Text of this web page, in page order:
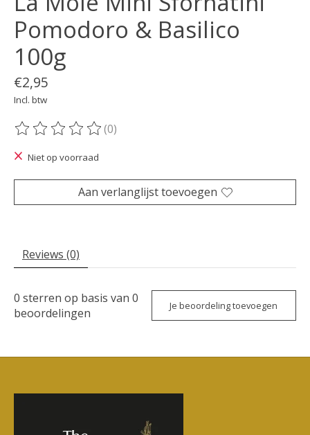
Pomodoro & Basilico
100g
€2,95
Incl. btw
De beoordeling van dit product is
(0)
Niet op voorraad
Aan verlanglijst toevoegen
Reviews (0)
0 sterren op basis van 0
beoordelingen
Je beoordeling toevoegen